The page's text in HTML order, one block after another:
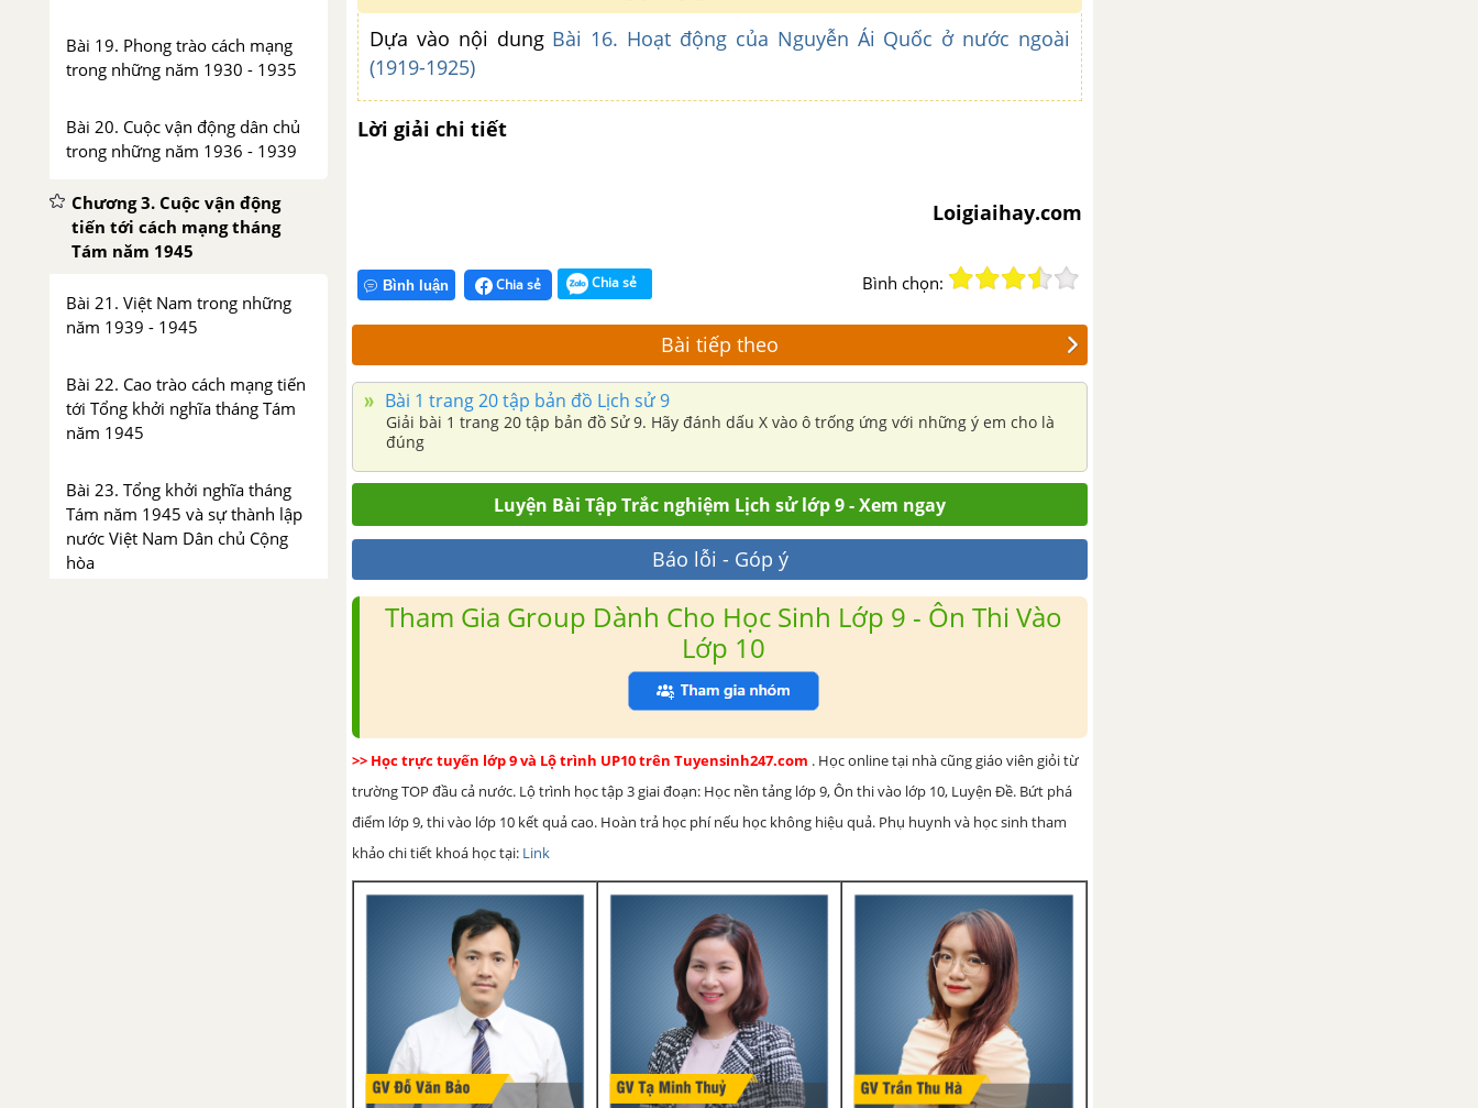
Bài 19. Phong trào cách mạng
trong những năm 1930 - 1935
Bài 20. Cuộc vận động dân chủ
trong những năm 1936 - 1939
Chương 3. Cuộc vận động
tiến tới cách mạng tháng
Tám năm 1945
Bài 21. Việt Nam trong những
năm 1939 - 1945
Bài 22. Cao trào cách mạng tiến
tới Tổng khởi nghĩa tháng Tám
năm 1945
Bài 23. Tổng khởi nghĩa tháng
Tám năm 1945 và sự thành lập
nước Việt Nam Dân chủ Cộng
hòa
Dựa vào nội dung Bài 16. Hoạt động của Nguyễn Ái Quốc ở nước ngoài
(1919-1925)
Lời giải chi tiết
Loigiaihay.com
Bình luận Chia sẻ Chia sẻ Bình chọn:
Bài tiếp theo
Bài 1 trang 20 tập bản đồ Lịch sử 9
Giải bài 1 trang 20 tập bản đồ Sử 9. Hãy đánh dấu X vào ô trống ứng với những ý em cho là
đúng
Luyện Bài Tập Trắc nghiệm Lịch sử lớp 9 - Xem ngay
Báo lỗi - Góp ý
Tham Gia Group Dành Cho Học Sinh Lớp 9 - Ôn Thi Vào
Lớp 10
>> Học trực tuyến lớp 9 và Lộ trình UP10 trên Tuyensinh247.com . Học online tại nhà cũng giáo viên giỏi từ
trường TOP đầu cả nước. Lộ trình học tập 3 giai đoạn: Học nền tảng lớp 9, Ôn thi vào lớp 10, Luyện Đề. Bứt phá
điểm lớp 9, thi vào lớp 10 kết quả cao. Hoàn trả học phí nếu học không hiệu quả. Phụ huynh và học sinh tham
khảo chi tiết khoá học tại: Link